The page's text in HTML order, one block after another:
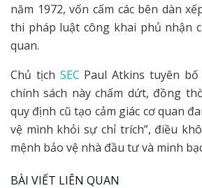
năm 1972, vốn cấm các bên dàn
thi pháp luật công khai phủ nhận
quan.
Chủ tịch SEC Paul Atkins tuyên
chính sách này chấm dứt, đồng
quy định cũ tạo cảm giác cơ quan
vệ mình khỏi sự chỉ trích”, điều
mệnh bảo vệ nhà đầu tư và minh
BÀI VIẾT LIÊN QUAN